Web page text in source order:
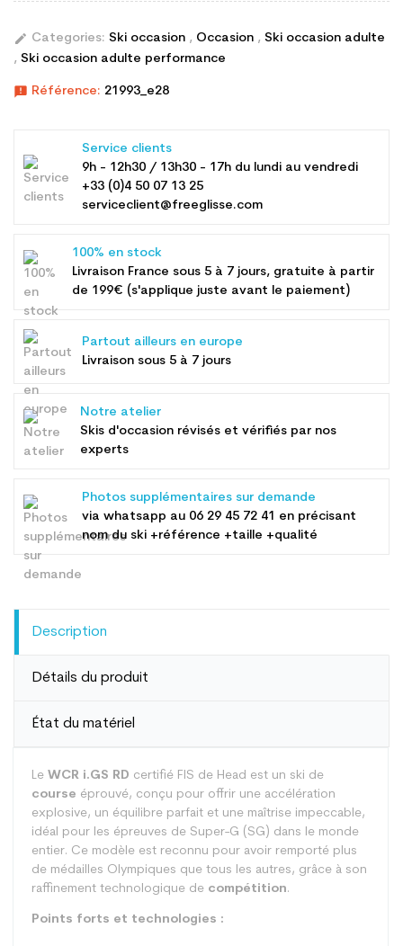
edit Categories: Ski occasion , Occasion , Ski occasion adulte
, Ski occasion adulte performance
announcement Référence: 21993_e28
Service clients
9h - 12h30 / 13h30 - 17h du lundi au vendredi
+33 (0)4 50 07 13 25
serviceclient@freeglisse.com
100% en stock
Livraison France sous 5 à 7 jours, gratuite à partir
de 199€ (s'applique juste avant le paiement)
Partout ailleurs en europe
Livraison sous 5 à 7 jours
Notre atelier
Skis d'occasion révisés et vérifiés par nos
experts
Photos supplémentaires sur demande
via whatsapp au 06 29 45 72 41 en précisant
nom du ski +référence +taille +qualité
Description
Détails du produit
État du matériel
Le WCR i.GS RD certifié FIS de Head est un ski de
course éprouvé, conçu pour offrir une accélération
explosive, un équilibre parfait et une maîtrise impeccable,
idéal pour les épreuves de Super-G (SG) dans le monde
entier. Ce modèle est reconnu pour avoir remporté plus
de médailles Olympiques que tous les autres, grâce à son
raffinement technologique de compétition.
Points forts et technologies :